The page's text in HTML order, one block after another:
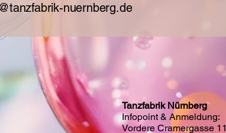
nuernberg.de
Tanzfabrik Nürnberg
Infopoint & Anmeldung:
Vordere Cramergasse 11